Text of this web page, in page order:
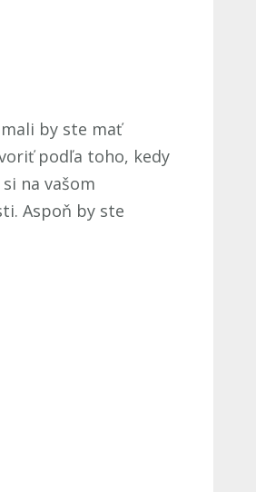
by ste mať
podľa toho, kedy
na vašom
Aspoň by ste